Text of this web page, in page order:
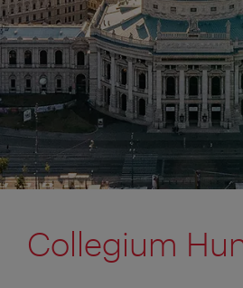
Collegium